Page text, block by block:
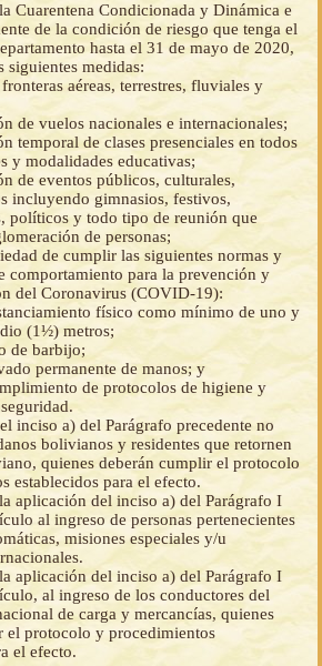
Cuarentena Condicionada y Dinámica e
de la condición de riesgo que tenga el
hasta el 31 de mayo de 2020,
siguientes medidas:
aéreas, terrestres, fluviales y
de vuelos nacionales e internacionales;
temporal de clases presenciales en todos
y modalidades educativas;
de eventos públicos, culturales,
incluyendo gimnasios, festivos,
políticos y todo tipo de reunión que
de personas;
de cumplir las siguientes normas y
comportamiento para la prevención y
del Coronavirus (COVID-19):
físico como mínimo de uno y
(1½) metros;
de barbijo;
permanente de manos; y
de protocolos de higiene y
inciso a) del Parágrafo precedente no
bolivianos y residentes que retornen
quienes deberán cumplir el protocolo
establecidos para el efecto.
aplicación del inciso a) del Parágrafo I
al ingreso de personas pertenecientes
misiones especiales y/u
aplicación del inciso a) del Parágrafo I
al ingreso de los conductores del
de carga y mercancías, quienes
el protocolo y procedimientos
el efecto.